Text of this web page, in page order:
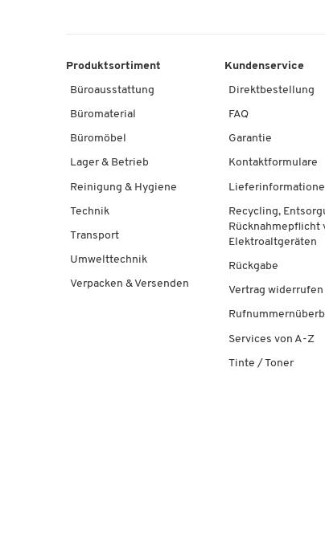
Produktsortiment
Büroausstattung
Büromaterial
Büromöbel
Lager & Betrieb
Reinigung & Hygiene
Technik
Transport
Umwelttechnik
Verpacken & Versenden
Kundenservice
Direktbestellung
FAQ
Garantie
Kontaktformulare
Recycling,
Rücknahmepflicht
Elektroaltgeräten
Rückgabe
Vertrag widerrufen
Services von A-Z
Tinte / Toner